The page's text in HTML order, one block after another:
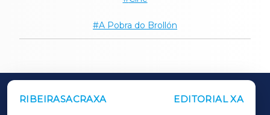
A Pobra do Brollón
RIBEIRASACRAXA EDITORIAL XA
OUTROS PERIÓDICOS